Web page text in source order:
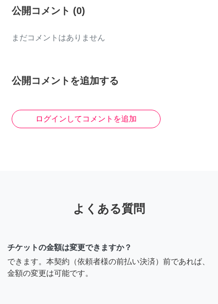
公開コメント (0)
まだコメントはありません
公開コメントを追加する
ログインしてコメントを追加
よくある質問
チケットの金額は変更できますか？
できます。本契約（依頼者様の前払い決済）前であれば、
金額の変更は可能です。